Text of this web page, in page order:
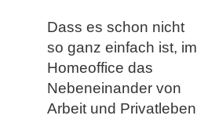
Dass es schon nicht
so ganz einfach ist, im
Homeoffice das
Nebeneinander von
Arbeit und Privatleben